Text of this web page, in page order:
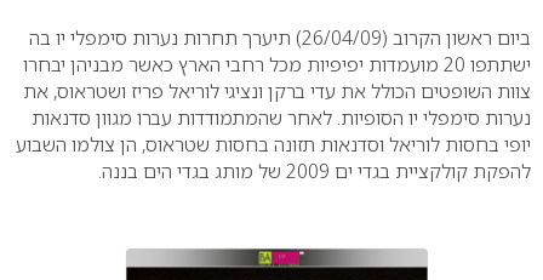
ביום ראשון הקרוב (26/04/09) תיערך תחרות נערות סימפלי יו בה
ישתתפו 20 מועמדות יפיפיות מכל רחבי הארץ כאשר מבניהן יבחרו
צוות השופטים הכולל את עדי ברקן ונציגי לוריאל פריז ושטראוס, את
נערות סימפלי יו הסופיות. לאחר שהמתמודדות עברו מגוון סדנאות
יופי בחסות לוריאל וסדנאות תזונה בחסות שטראוס, הן צולמו השבוע
להפקת קולקציית בגדי ים 2009 של מותג בגדי הים בננה.